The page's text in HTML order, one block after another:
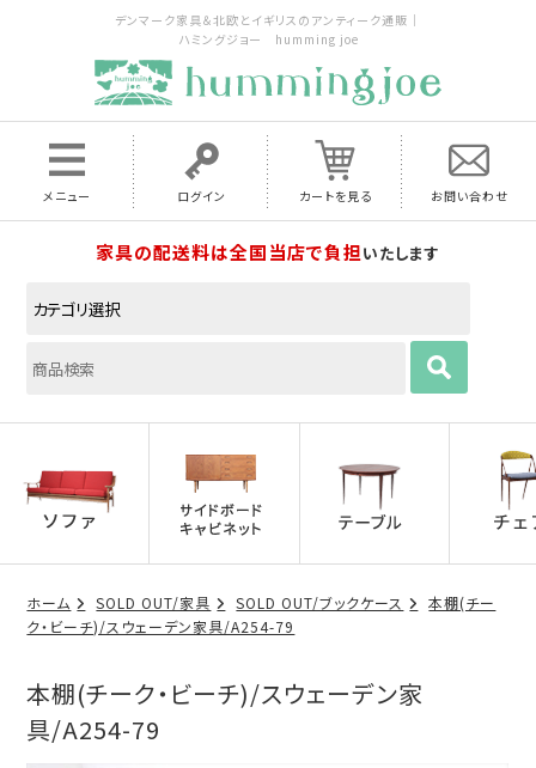
デンマーク家具＆北欧とイギリスのアンティーク通販｜
ハミングジョー humming joe
メニュー ログイン カートを見る お問い合わせ
家具の配送料は全国当店で負担いたします
ホーム SOLD OUT/家具 SOLD OUT/ブックケース
本棚(チー
ク・ビーチ)/スウェーデン家具/A254-79
本棚(チーク・ビーチ)/スウェーデン家
具/A254-79